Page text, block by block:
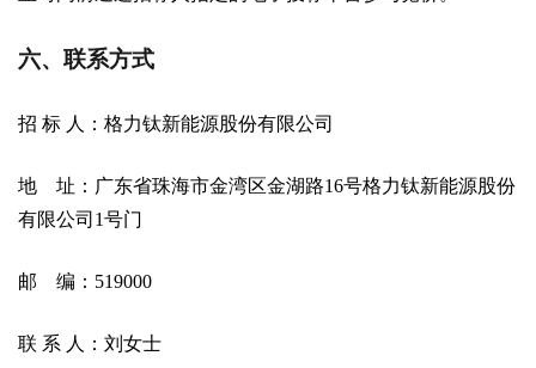
六、联系方式
招 标 人：格力钛新能源股份有限公司
地 址：广东省珠海市金湾区金湖路16号格力钛新能源股份
有限公司 1号门
邮 编： 519000
联 系 人：刘女士